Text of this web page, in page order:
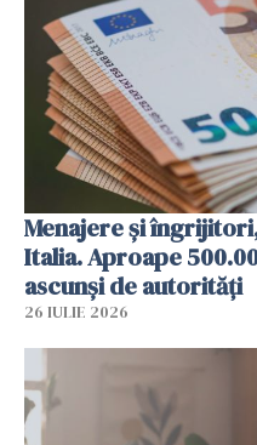
Menajere și
Italia. Aproape
ascunși de autorități
26 IULIE 2026